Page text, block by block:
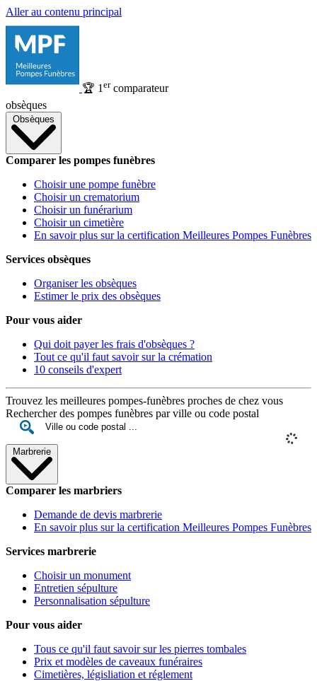
Aller au contenu principal
🏆 1 ercomparateur
obsèques
Obsèques
Comparer les pompes funèbres
Choisir une pompe funèbre
Choisir un crematorium
Choisir un funérarium
Choisir un cimetière
En savoir plus sur la certification Meilleures Pompes Funèbres
Services obsèques
Organiser les obsèques
Estimer le prix des obsèques
Pour vous aider
Qui doit payer les frais d'obsèques ?
Tout ce qu'il faut savoir sur la crémation
10 conseils d'expert
Trouvez les meilleures pompes-funèbres proches de chez vous
Rechercher des pompes funèbres par ville ou code postal
Marbrerie
Comparer les marbriers
Demande de devis marbrerie
En savoir plus sur la certification Meilleures Pompes Funèbres
Services marbrerie
Choisir un monument
Entretien sépulture
Personnalisation sépulture
Pour vous aider
Tous ce qu'il faut savoir sur les pierres tombales
Prix et modèles de caveaux funéraires
Cimetières, législiation et réglement